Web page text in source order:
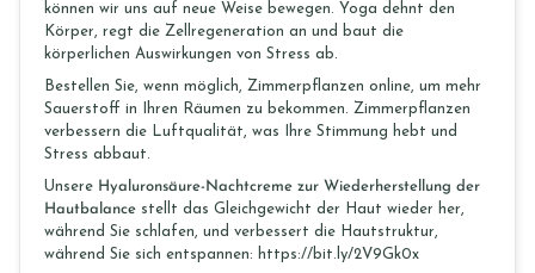
können wir uns auf neue Weise bewegen. Yoga dehnt den
Körper, regt die Zellregeneration an und baut die
körperlichen Auswirkungen von Stress ab.
Bestellen Sie, wenn möglich, Zimmerpflanzen online, um mehr
Sauerstoff in Ihren Räumen zu bekommen. Zimmerpflanzen
verbessern die Luftqualität, was Ihre Stimmung hebt und
Stress abbaut.
Unsere Hyaluronsäure-Nachtcreme zur Wiederherstellung der
Hautbalance stellt das Gleichgewicht der Haut wieder her,
während Sie schlafen, und verbessert die Hautstruktur,
während Sie sich entspannen: https://bit.ly/2V9Gk0x